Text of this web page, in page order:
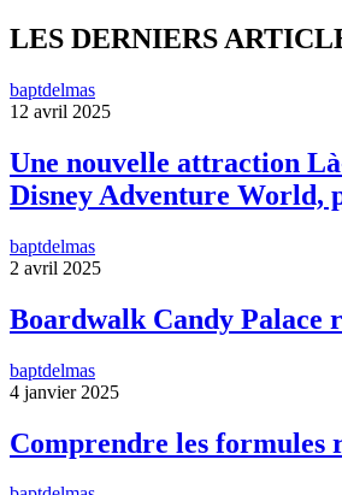
LES DERNIERS
baptdelmas
12 avril 2025
Une nouvelle attraction
Disney Adventure World,
baptdelmas
2 avril 2025
Boardwalk Candy Palace
baptdelmas
4 janvier 2025
Comprendre les formules